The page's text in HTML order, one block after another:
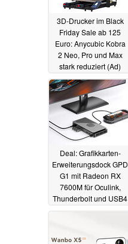
3D-Drucker im Black
Friday Sale ab 125
Euro: Anycubic Kobra
2 Neo, Pro und Max
stark reduziert (Ad)
20.11.2023
Deal: Grafikkarten-
Erweiterungsdock GPD
G1 mit Radeon RX
7600M für Oculink,
Thunderbolt und USB4